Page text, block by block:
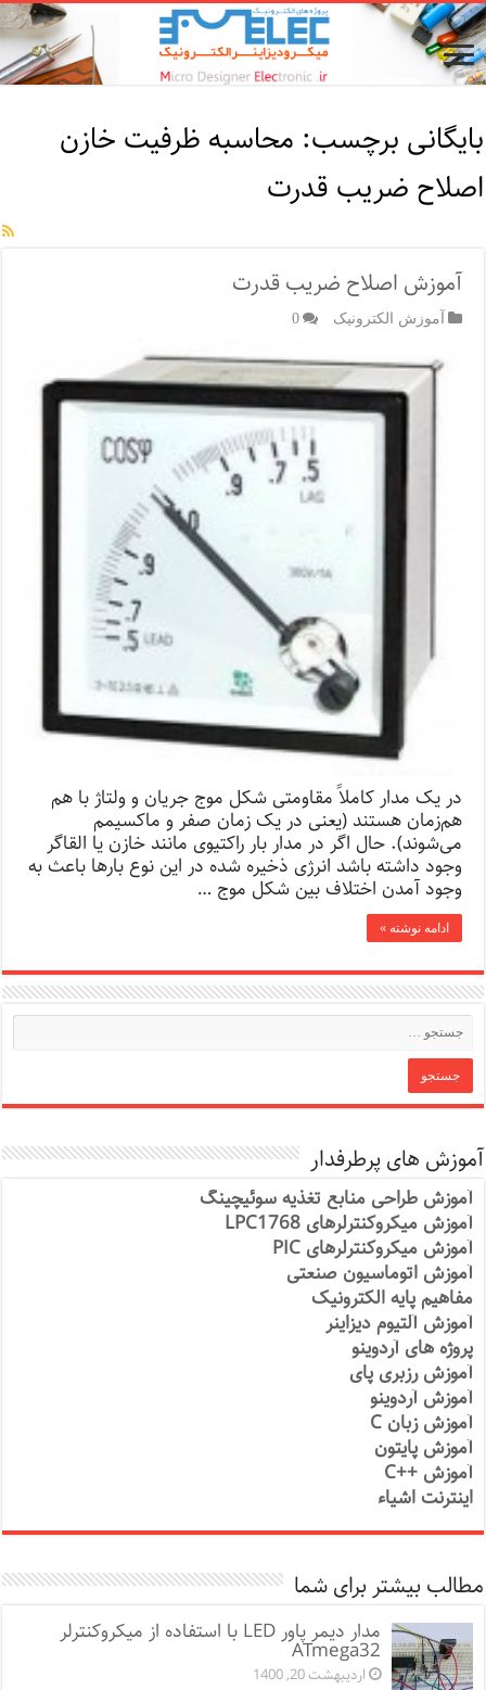
بایگانی برچسب: محاسبه ظرفیت خازن
اصلاح ضریب قدرت
آموزش اصلاح ضریب قدرت
آموزش الکترونیک 0
در یک مدار کاملاً مقاومتی شکل موج جریان و ولتاژ با هم
هم‌زمان هستند (یعنی در یک زمان صفر و ماکسیمم
می‌شوند). حال اگر در مدار بار راکتیوی مانند خازن یا القاگر
وجود داشته باشد انرژی ذخیره شده در این نوع بارها باعث به
وجود آمدن اختلاف بین شکل موج …
ادامه نوشته »
آموزش های پرطرفدار
آموزش طراحی منابع تغذیه سوئیچینگ
آموزش میکروکنترلرهای LPC1768
آموزش میکروکنترلرهای PIC
آموزش اتوماسیون صنعتی
مفاهیم پایه الکترونیک
آموزش آلتیوم دیزاینر
پروژه های آردوینو
آموزش رزبری پای
آموزش آردوینو
آموزش زبان C
آموزش پایتون
آموزش ++C
اینترنت اشیاء
مطالب بیشتر برای شما
مدار دیمر پاور LED با استفاده از میکروکنترلر
ATmega32
اردیبهشت 20, 1400